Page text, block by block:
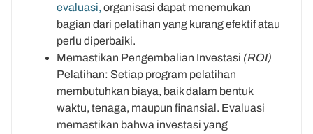
evaluasi, organisasi dapat menemukan
bagian dari pelatihan yang kurang efektif atau
perlu diperbaiki.
Memastikan Pengembalian Investasi (ROI)
Pelatihan: Setiap program pelatihan
membutuhkan biaya, baik dalam bentuk
waktu, tenaga, maupun finansial. Evaluasi
memastikan bahwa investasi yang